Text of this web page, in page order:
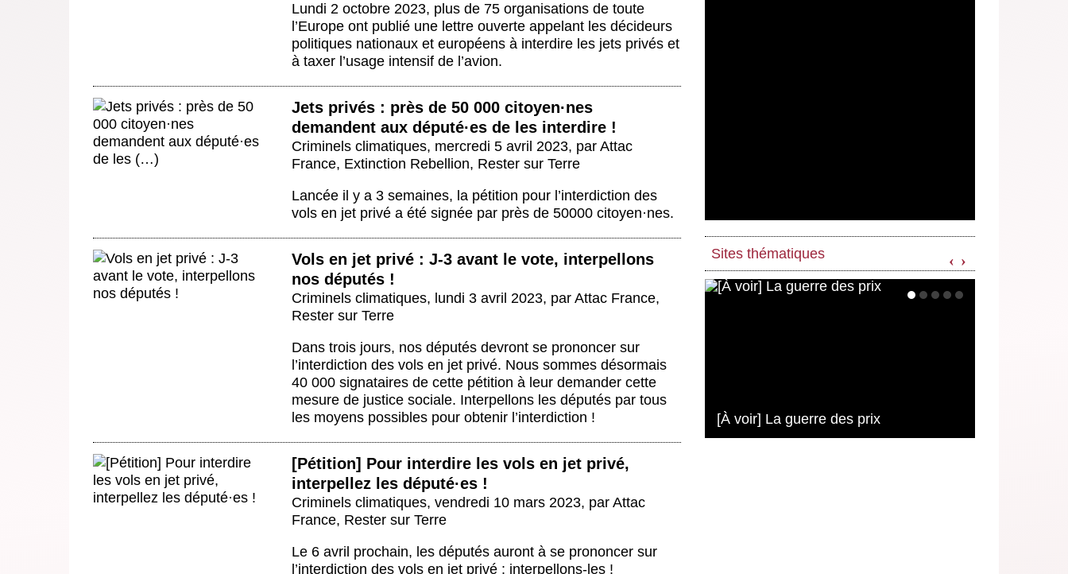
Lundi 2 octobre 2023, plus de 75 organisations de toute
l’Europe ont publié une lettre ouverte appelant les décideurs
politiques nationaux et européens à interdire les jets privés et
à taxer l’usage intensif de l’avion.
Jets privés : près de 50 000 citoyen·nes
demandent aux député·es de les interdire !
Criminels climatiques, mercredi 5 avril 2023, par Attac
France, Extinction Rebellion, Rester sur Terre
Lancée il y a 3 semaines, la pétition pour l’interdiction des
vols en jet privé a été signée par près de 50000 citoyen·nes.
Vols en jet privé : J-3 avant le vote, interpellons
nos députés !
Criminels climatiques, lundi 3 avril 2023, par Attac France,
Rester sur Terre
Dans trois jours, nos députés devront se prononcer sur
l’interdiction des vols en jet privé. Nous sommes désormais
40 000 signataires de cette pétition à leur demander cette
mesure de justice sociale. Interpellons les députés par tous
les moyens possibles pour obtenir l’interdiction !
[Pétition] Pour interdire les vols en jet privé,
interpellez les député·es !
Criminels climatiques, vendredi 10 mars 2023, par Attac
France, Rester sur Terre
Le 6 avril prochain, les députés auront à se prononcer sur
l’interdiction des vols en jet privé : interpellons-les !
Sites thématiques
[À voir] La guerre des prix
‹ ›